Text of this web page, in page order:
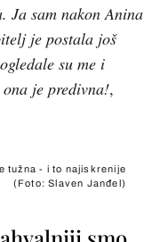
Ja sam nakon Anina
je postala još
su me i
je predivna!,
tužna - i to najiskrenije
(Foto: Slaven Janđel)